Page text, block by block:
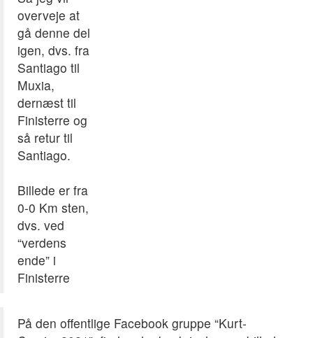
overveje at
gå denne del
igen, dvs. fra
Santiago til
Muxia,
dernæst til
Finisterre og
så retur til
Santiago.
Billede er fra
0-0 Km sten,
dvs. ved
“verdens
ende” i
Finisterre
På den offentlige Facebook gruppe “Kurt-